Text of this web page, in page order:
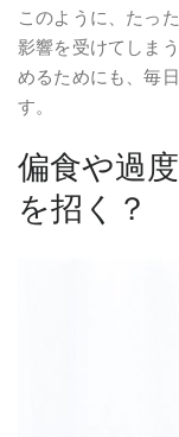
このように、たっ
影響を受けてしま
めるためにも、毎
す。
偏食や過
を招く？